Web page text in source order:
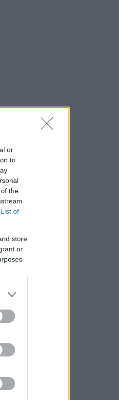
or
to
the
List of
store
or